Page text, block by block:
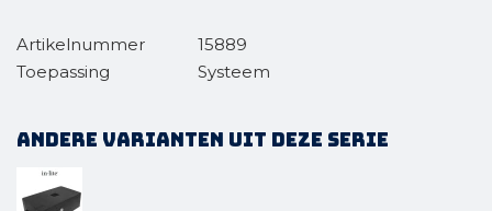
Artikelnummer
15889
Toepassing
Systeem
Andere varianten uit deze serie